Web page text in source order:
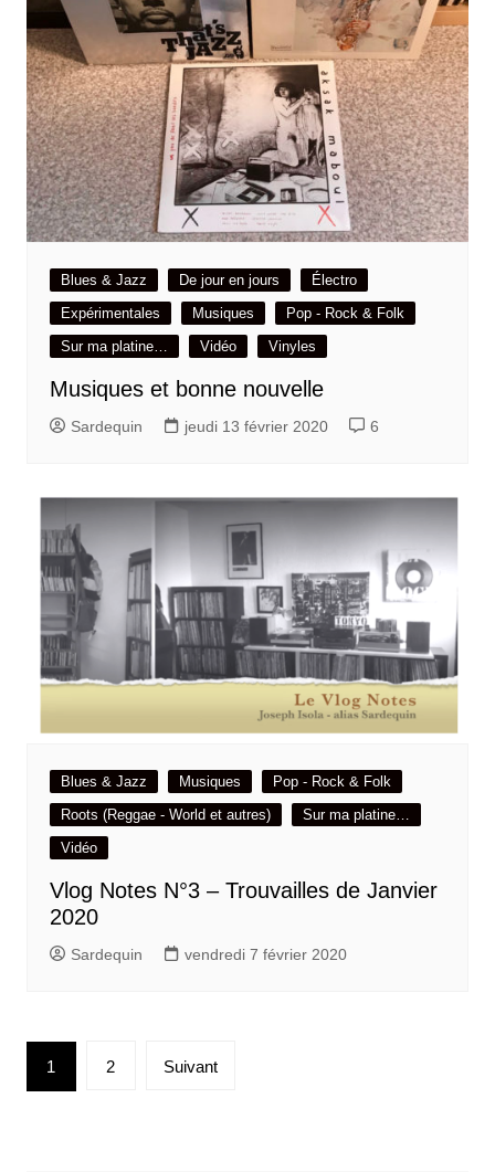
Blues & Jazz De jour en jours
Électro
Expérimentales
Musiques
Pop - Rock & Folk
Sur ma platine…
Vidéo Vinyles
Musiques et bonne nouvelle
Sardequin jeudi 13 février 2020 6
Blues & Jazz Musiques
Pop - Rock & Folk
Roots (Reggae - World et autres)
Sur ma platine…
Vidéo
Vlog Notes N°3 – Trouvailles de Janvier
2020
Sardequin vendredi 7 février 2020
Pagination
des
1 2 Suivant